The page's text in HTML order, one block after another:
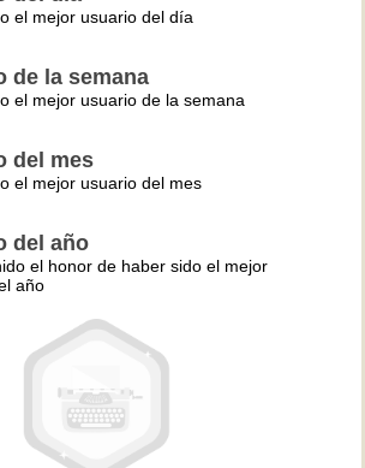
el mejor usuario del día
de la semana
el mejor usuario de la semana
del mes
el mejor usuario del mes
del año
el honor de haber sido el mejor
año